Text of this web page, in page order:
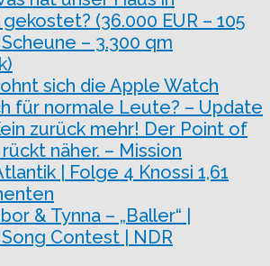
(36.000 EUR – 105
– 3.300 qm
sich die Apple Watch
für normale Leute? – Update
zurück mehr! Der Point of
näher. – Mission
| Folge 4 Knossi 1,61
& Tynna – „Baller“ |
Contest | NDR